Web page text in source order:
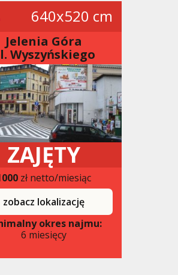
640x520 cm
Jelenia Góra
Wyszyńskiego
ZAJĘTY
zł netto/miesiąc
zobacz lokalizację
okres najmu:
6 miesięcy